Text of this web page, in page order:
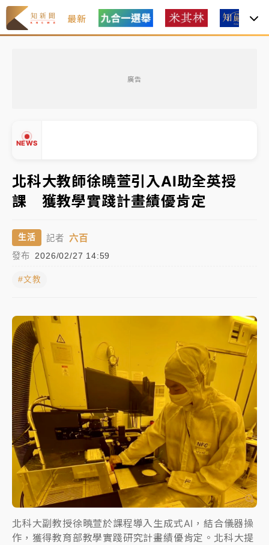
最新
廣告
NEWS
中信慈善基金會想增加董事人數！辜仲諒向法院聲請遭
駁 理由曝光
故宮《龍藏經》特展第2檔！今線上預約開賣一度塞車
周六起展出延長至晚上7時
台東農業處長涉圖利渡假村！東檢抗告成功 今重開羈
父親節泡湯了！中颱白海豚雨彈轟3天 「紅到發紫」降
雨熱區曝
台積電殺35元、台股跌近300點 被動元件、低軌衛星
及載板皆走弱
中信慈善基金會想增加董事人數！辜仲諒向法院聲請遭
駁 理由曝光
故宮《龍藏經》特展第2檔！今線上預約開賣一度塞車
周六起展出延長至晚上7時
台東農業處長涉圖利渡假村！東檢抗告成功 今重開羈
押庭
父親節泡湯了！中颱白海豚雨彈轟3天 「紅到發紫」降
雨熱區曝
▲
北科大教師徐曉萱引入AI助全英授
課 獲教學實踐計畫績優肯定
生活 記者 六百
發布 2026/02/27 14:59
#文教
北科大副教授徐曉萱於課程導入生成式AI，結合儀器操
作，獲得教育部教學實踐研究計畫績優肯定。北科大提